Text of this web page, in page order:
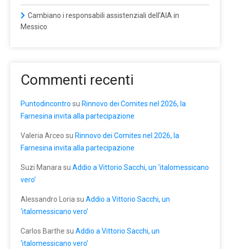
Cambiano i responsabili assistenziali dell’AIA in
Messico
Commenti recenti
Puntodincontro su Rinnovo dei Comites nel 2026, la
Farnesina invita alla partecipazione
Valeria Arceo su Rinnovo dei Comites nel 2026, la
Farnesina invita alla partecipazione
Suzi Manara su Addio a Vittorio Sacchi, un ‘italomessicano
vero’
Alessandro Loria su Addio a Vittorio Sacchi, un
‘italomessicano vero’
Carlos Barthe su Addio a Vittorio Sacchi, un
‘italomessicano vero’